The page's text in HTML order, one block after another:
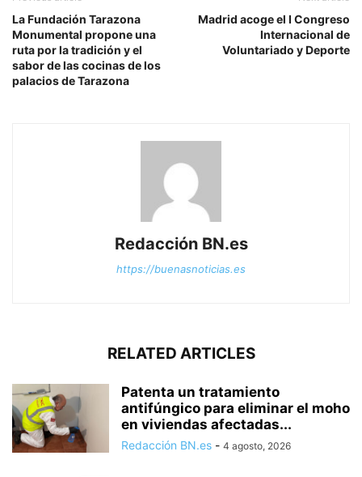
La Fundación Tarazona
Monumental propone una
ruta por la tradición y el
sabor de las cocinas de los
palacios de Tarazona
Madrid acoge el I Congreso
Internacional de
Voluntariado y Deporte
Redacción BN.es
https://buenasnoticias.es
RELATED ARTICLES
Patenta un tratamiento
antifúngico para eliminar el moho
en viviendas afectadas...
Redacción BN.es - 4 agosto, 2026